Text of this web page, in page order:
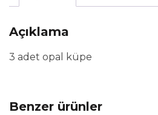
Açıklama
3 adet opal küpe
Benzer ürünler